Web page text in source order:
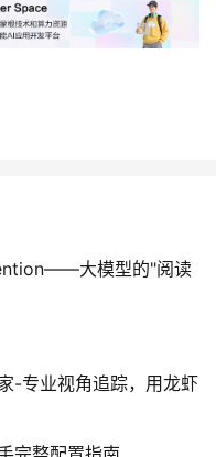
大模型的"阅读
-专业视角追踪，用龙虾